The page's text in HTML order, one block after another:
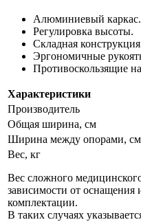
Алюминиевый каркас.
Регулировка высоты.
Складная
Эргономичные
Противоскользящие
Характеристики
Производитель
Общая ширина, см
Ширина между опорами, см
Вес, кг
Вес сложного
зависимости от
комплектации.
В таких случаях